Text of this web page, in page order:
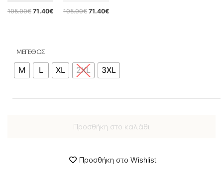
105.00€ 71.40€ 105.00€ 71.40€
ΜΕΓΕΘΟΣ
M L XL 2XL 3XL
Προσθήκη στο καλάθι
Προσθήκη στο Wishlist